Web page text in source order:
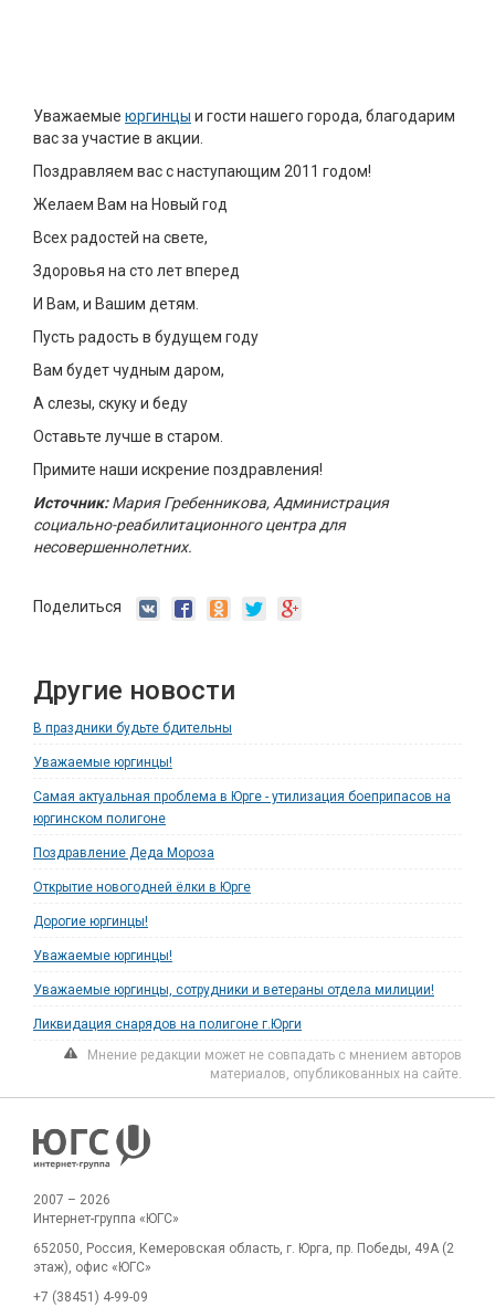
Уважаемые юргинцы и гости нашего города, благодарим
вас за участие в акции.
Поздравляем вас с наступающим 2011 годом!
Желаем Вам на Новый год
Всех радостей на свете,
Здоровья на сто лет вперед
И Вам, и Вашим детям.
Пусть радость в будущем году
Вам будет чудным даром,
А слезы, скуку и беду
Оставьте лучше в старом.
Примите наши искрение поздравления!
Источник:Мария Гребенникова, Администрация
социально-реабилитационного центра для
несовершеннолетних.
Поделиться
Другие новости
В праздники будьте бдительны
Уважаемые юргинцы!
Самая актуальная проблема в Юрге - утилизация боеприпасов на
юргинском полигоне
Поздравление Деда Мороза
Открытие новогодней ёлки в Юрге
Дорогие юргинцы!
Уважаемые юргинцы!
Уважаемые юргинцы, сотрудники и ветераны отдела милиции!
Ликвидация снарядов на полигоне г.Юрги
Мнение редакции может не совпадать с мнением авторов
материалов, опубликованных на сайте.
2007 – 2026
Интернет-группа «ЮГС»
652050, Россия, Кемеровская область, г. Юрга, пр. Победы, 49А (2
этаж), офис «ЮГС»
+7 (38451) 4-99-09